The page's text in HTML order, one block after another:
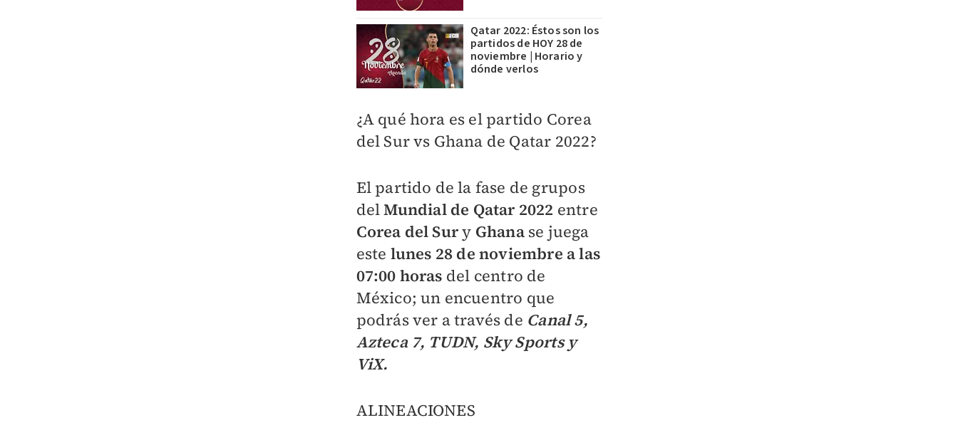
Qatar 2022: Éstos son los
partidos de HOY 28 de
noviembre | Horario y
dónde verlos
¿A qué hora es el partido Corea
del Sur vs Ghana de Qatar 2022?
El partido de la fase de grupos
delMundial de Qatar 2022 entre
Corea del Sury Ghana se juega
este lunes 28 de noviembre a las
07:00 horas del centro de
México; un encuentro que
podrás ver a través de Canal 5,
Azteca 7, TUDN, Sky Sports y
ViX.
ALINEACIONES